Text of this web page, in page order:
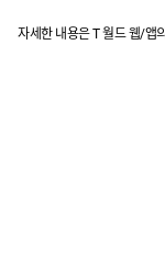
자세한 내용은 T 월드 웹/앱